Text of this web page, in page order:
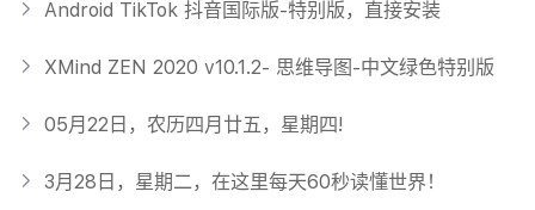
Android TikTok 抖音国际版-特别版，直接安装
XMind ZEN 2020 v10.1.2- 思维导图-中文绿色特别版
05月22日，农历四月廿五，星期四!
3月28日，星期二，在这里每天60秒读懂世界！